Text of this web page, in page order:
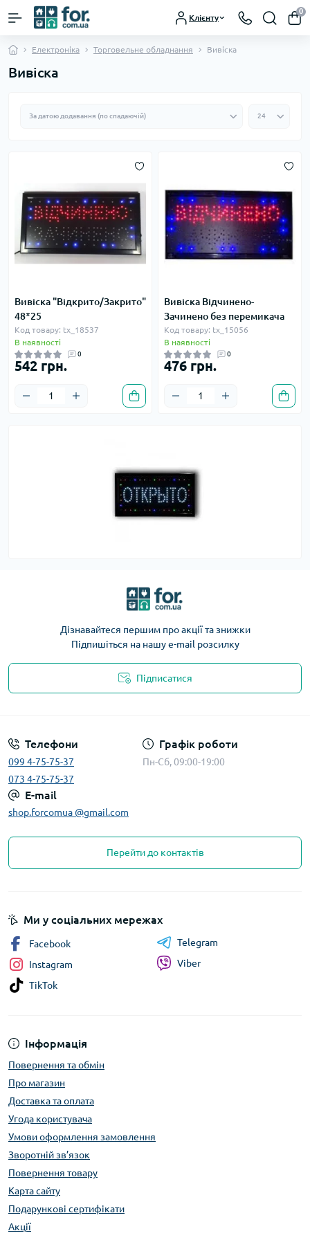
Клієнту
0
Електроніка Торговельне обладнання Вивіска
Вивіска
Вивіска "Відкрито/Закрито"
48*25
Код товару: tx_18537
В наявності
0
542 грн.
Вивіска Відчинено-
Зачинено без перемикача
Код товару: tx_15056
В наявності
0
476 грн.
Дізнавайтеся першим про акції та знижки
Підпишіться на нашу e-mail розсилку
Підписатися
Телефони
099 4-75-75-37
073 4-75-75-37
Графік роботи
Пн-Сб, 09:00-19:00
E-mail
shop.forcomua @gmail.com
Перейти до контактів
Інформація
Повернення та обмін
Про магазин
Доставка та оплата
Угода користувача
Умови оформлення замовлення
Зворотній зв’язок
Повернення товару
Карта сайту
Подарункові сертифікати
Акції
Ми у соціальних мережах
Facebook
Instagram
TikTok
Telegram
Viber